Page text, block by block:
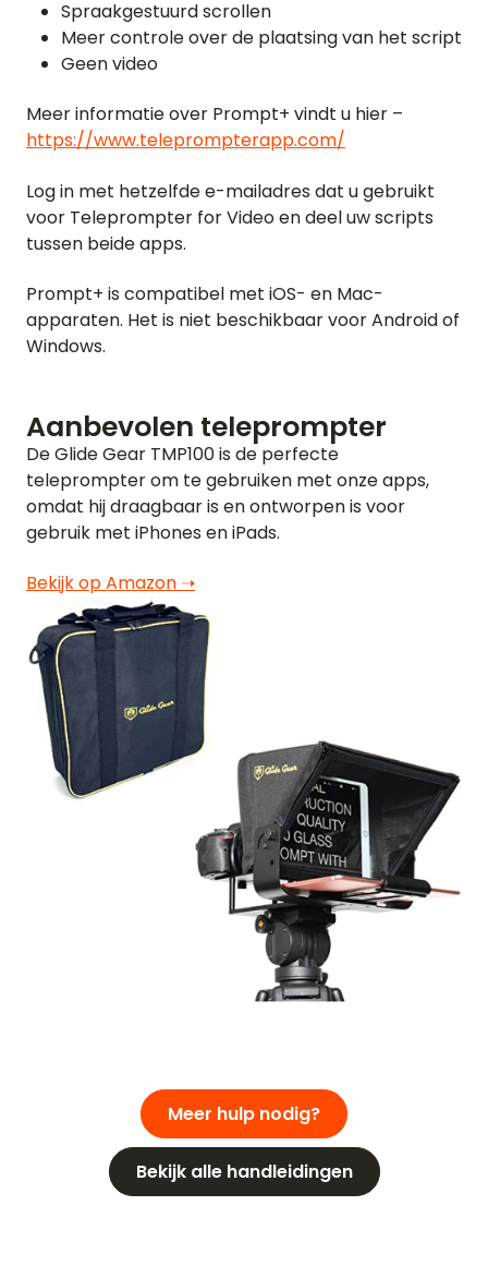
HOME
BEOORDELINGEN
FUNCTIES
SUPPORT
GIDSEN EN VEELGESTELDE VRAGEN
NEEM CONTACT OP
BLOG
Spraakgestuurd scrollen
Meer controle over de plaatsing van het script
Geen video
Meer informatie over Prompt+ vindt u hier –
https://www.teleprompterapp.com/
Log in met hetzelfde e-mailadres dat u gebruikt
voor Teleprompter for Video en deel uw scripts
tussen beide apps.
Prompt+ is compatibel met iOS- en Mac-
apparaten. Het is niet beschikbaar voor Android of
Windows.
Aanbevolen teleprompter
De Glide Gear TMP100 is de perfecte
teleprompter om te gebruiken met onze apps,
omdat hij draagbaar is en ontworpen is voor
gebruik met iPhones en iPads.
Bekijk op Amazon ➝
Meer hulp nodig?
Bekijk alle handleidingen